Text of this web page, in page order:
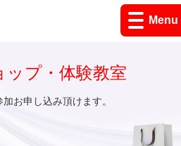
Menu
ップ・体験教室
お申し込み頂けます。